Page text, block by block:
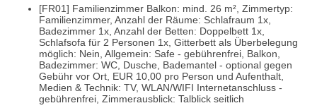
[FR01] Familienzimmer Balkon: mind. 26 m², Zimmertyp:
Familienzimmer, Anzahl der Räume: Schlafraum 1x,
Badezimmer 1x, Anzahl der Betten: Doppelbett 1x,
Schlafsofa für 2 Personen 1x, Gitterbett als Überbelegung
möglich: Nein, Allgemein: Safe - gebührenfrei, Balkon,
Badezimmer: WC, Dusche, Bademantel - optional gegen
Gebühr vor Ort, EUR 10,00 pro Person und Aufenthalt,
Medien & Technik: TV, WLAN/WIFI Internetanschluss -
gebührenfrei, Zimmerausblick: Talblick seitlich